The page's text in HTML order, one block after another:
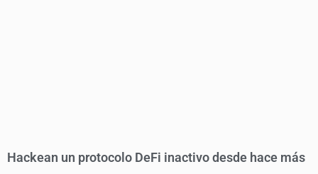
Hackean un protocolo DeFi inactivo desde hace más